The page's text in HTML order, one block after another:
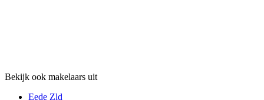
Bekijk ook makelaars uit
Eede Zld